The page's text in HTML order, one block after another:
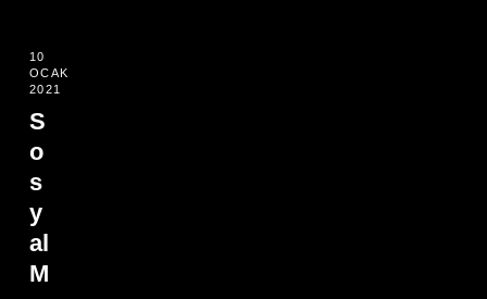
10
OCAK
2021
S
o
s
y
al
M